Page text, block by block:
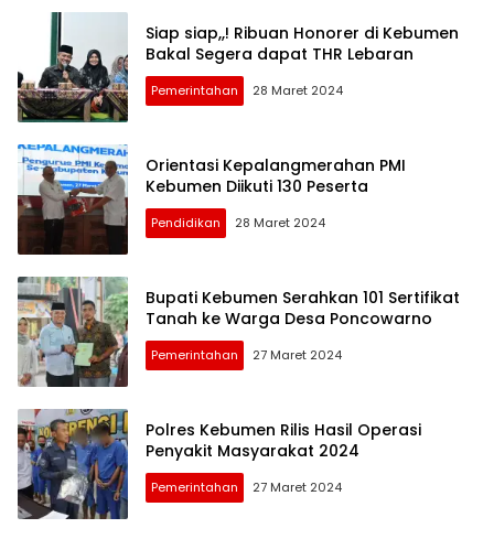
Siap siap,,! Ribuan Honorer di Kebumen
Bakal Segera dapat THR Lebaran
Pemerintahan 28 Maret 2024
Orientasi Kepalangmerahan PMI
Kebumen Diikuti 130 Peserta
Pendidikan 28 Maret 2024
Bupati Kebumen Serahkan 101 Sertifikat
Tanah ke Warga Desa Poncowarno
Pemerintahan 27 Maret 2024
Polres Kebumen Rilis Hasil Operasi
Penyakit Masyarakat 2024
Pemerintahan 27 Maret 2024